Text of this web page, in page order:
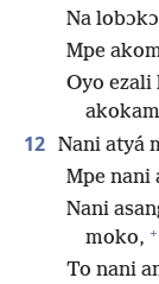
Na
Mpe
Oyo ezali
12 Nani atyá
Mpe nani
Nani
moko, +
To nani